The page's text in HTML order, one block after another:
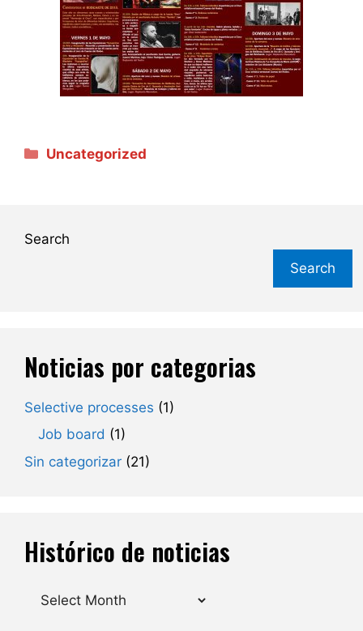
Categories
Uncategorized
Search
Search
Noticias por categorias
Selective processes (1)
Job board (1)
Sin categorizar (21)
Histórico de noticias
Archives